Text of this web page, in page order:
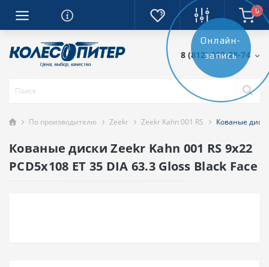
0
8 (812) 389-28-74
По производителю Zeekr Zeekr Kahn 001 RS Кованые
Кованые диски Zeekr Kahn 001 RS 9x22
PCD5x108 ET 35 DIA 63.3 Gloss Black Face
Онлайн-
запись